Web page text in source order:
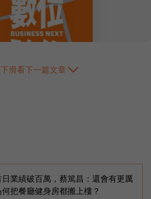
滑看下一篇文章
業績破百萬，蔡篤昌：還會有更厲
把餐廳健身房都搬上樓？